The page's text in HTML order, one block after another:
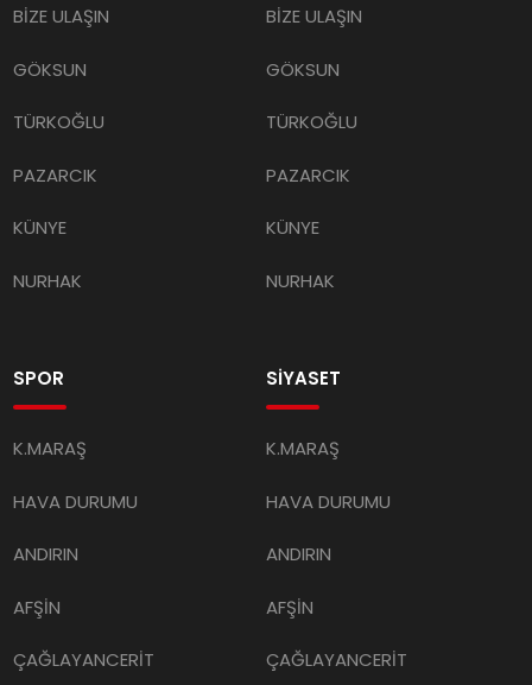
BİZE ULAŞIN
GÖKSUN
TÜRKOĞLU
PAZARCIK
KÜNYE
NURHAK
BİZE ULAŞIN
GÖKSUN
TÜRKOĞLU
PAZARCIK
KÜNYE
NURHAK
SPOR
K.MARAŞ
HAVA DURUMU
ANDIRIN
AFŞİN
ÇAĞLAYANCERİT
SİYASET
K.MARAŞ
HAVA DURUMU
ANDIRIN
AFŞİN
ÇAĞLAYANCERİT